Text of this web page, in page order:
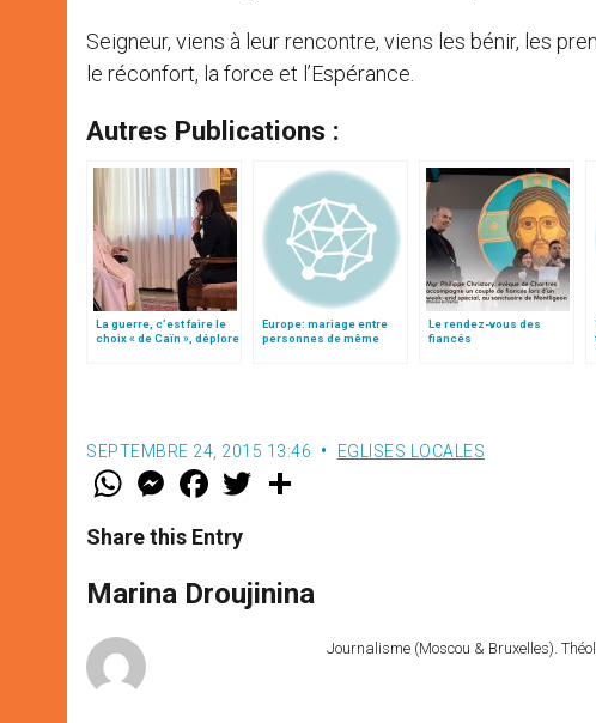
Seigneur, viens à leur rencontre, viens les bénir, les
le réconfort, la force et l’Espérance.
Autres Publications :
La guerre, c’est faire le
choix « de Caïn », déplore
Europe: mariage entre
personnes de même
Le rendez-vous des
fiancés
SEPTEMBRE 24, 2015 13:46 EGLISES LOCALES
W
t
s
p
p
M
e
s
e
g
e
F
a
e
b
o
k
w
r
Share this Entry
Marina Droujinina
Journalisme (Moscou & Bruxelles).